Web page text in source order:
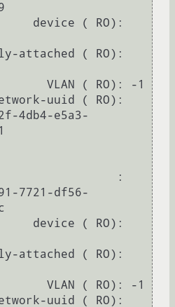
4db4-e5a3-
:
7721-df56-